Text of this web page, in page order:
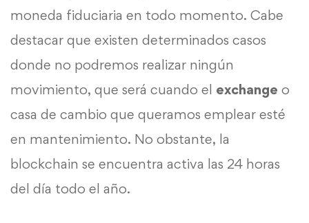
moneda fiduciaria en todo momento. Cabe
destacar que existen determinados casos
donde no podremos realizar ningún
movimiento, que será cuando el exchange o
casa de cambio que queramos emplear esté
en mantenimiento. No obstante, la
blockchain se encuentra activa las 24 horas
del día todo el año.